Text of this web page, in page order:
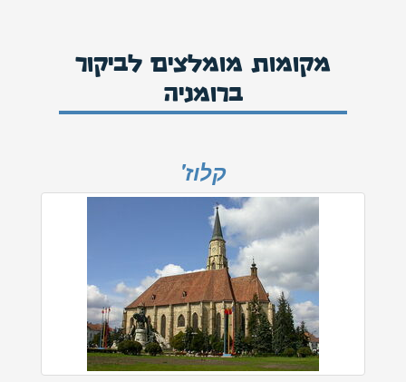
מקומות מומלצים לביקור
ברומניה
קלוז'